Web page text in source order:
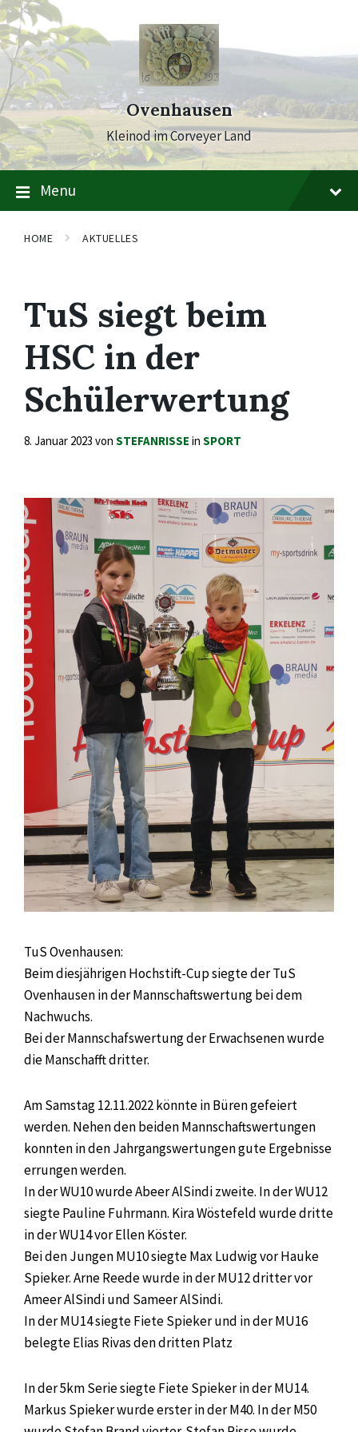
Skip
to
content
Skip
to
main
navigation
Skip
to
footer
Ovenhausen
Kleinod im Corveyer Land
Menu
HOME AKTUELLES
TuS siegt beim
HSC in der
Schülerwertung
8. Januar 2023 von STEFANRISSE in SPORT
TuS Ovenhausen:
Beim diesjährigen Hochstift-Cup siegte der TuS
Ovenhausen in der Mannschaftswertung bei dem
Nachwuchs.
Bei der Mannschafswertung der Erwachsenen wurde
die Manschafft dritter.
Am Samstag 12.11.2022 könnte in Büren gefeiert
werden. Nehen den beiden Mannschaftswertungen
konnten in den Jahrgangswertungen gute Ergebnisse
errungen werden.
In der WU10 wurde Abeer AlSindi zweite. In der WU12
siegte Pauline Fuhrmann. Kira Wöstefeld wurde dritte
in der WU14 vor Ellen Köster.
Bei den Jungen MU10 siegte Max Ludwig vor Hauke
Spieker. Arne Reede wurde in der MU12 dritter vor
Ameer AlSindi und Sameer AlSindi.
In der MU14 siegte Fiete Spieker und in der MU16
belegte Elias Rivas den dritten Platz
In der 5km Serie siegte Fiete Spieker in der MU14.
Markus Spieker wurde erster in der M40. In der M50